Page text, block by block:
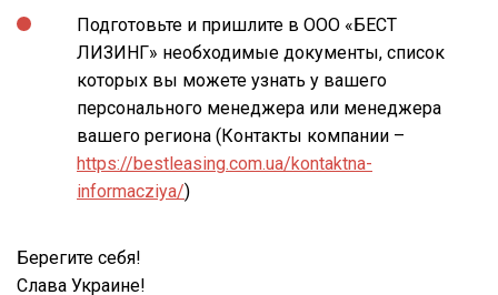
Подготовьте и пришлите в ООО «БЕСТ
ЛИЗИНГ» необходимые документы, список
которых вы можете узнать у вашего
персонального менеджера или менеджера
вашего региона (Контакты компании –
https://bestleasing.com.ua/kontaktna-
informacziya/)
Берегите себя!
Слава Украине!